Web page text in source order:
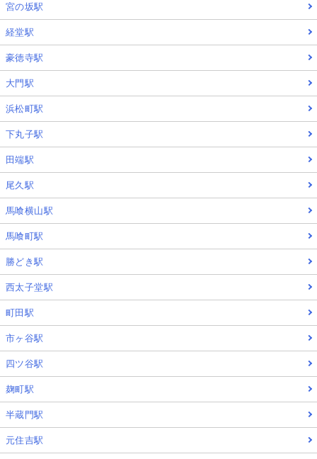
宮の坂駅
経堂駅
豪徳寺駅
大門駅
浜松町駅
下丸子駅
田端駅
尾久駅
馬喰横山駅
馬喰町駅
勝どき駅
西太子堂駅
町田駅
市ヶ谷駅
四ツ谷駅
麹町駅
半蔵門駅
元住吉駅